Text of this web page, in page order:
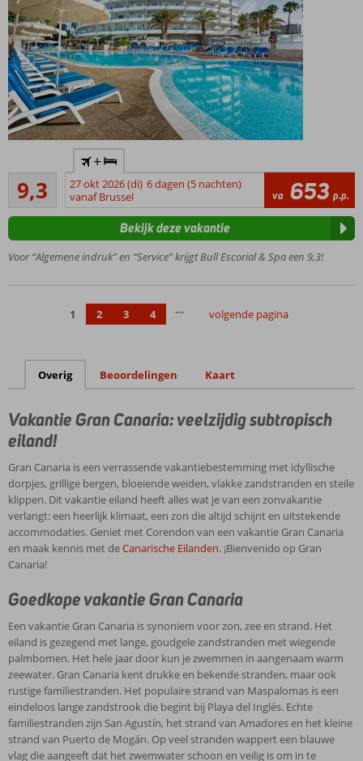
Familiehotel
uitstekende
ligging
Op
van het
zandstrand
Gratis
Gevarieerde
ook show-
cooking
Inclusive
ook
mogelijk!
9,3
Uitstekend
4
beoordelingen
+
27 okt 2026 (di) 6 dagen (5 nachten)
vanaf Brussel
va 653 p.p.
Voor “Algemene indruk” en “Service” krijgt Bull Escorial & Spa een 9,3!
Bekijk deze vakantie
1 2 3 4 … volgende pagina
Overig Beoordelingen Kaart
Vakantie Gran Canaria: veelzijdig subtropisch
eiland!
Gran Canaria is een verrassende vakantiebestemming met idyllische
dorpjes, grillige bergen, bloeiende weiden, vlakke zandstranden en steile
klippen. Dit vakantie eiland heeft alles wat je van een zonvakantie
verlangt: een heerlijk klimaat, een zon die altijd schijnt en uitstekende
accommodaties. Geniet met Corendon van een vakantie Gran Canaria
en maak kennis met deCanarische Eilanden. ¡Bienvenido op Gran
Canaria!
Goedkope vakantie Gran Canaria
Een vakantie Gran Canaria is synoniem voor zon, zee en strand. Het
eiland is gezegend met lange, goudgele zandstranden met wiegende
palmbomen. Het hele jaar door kun je zwemmen in aangenaam warm
zeewater. Gran Canaria kent drukke en bekende stranden, maar ook
rustige familiestranden. Het populaire strand van Maspalomas is een
eindeloos lange zandstrook die begint bij Playa del Inglés. Echte
familiestranden zijn San Agustín, het strand van Amadores en het kleine
strand van Puerto de Mogán. Op veel stranden wappert een blauwe
vlag die aangeeft dat het zwemwater schoon en veilig is om in te